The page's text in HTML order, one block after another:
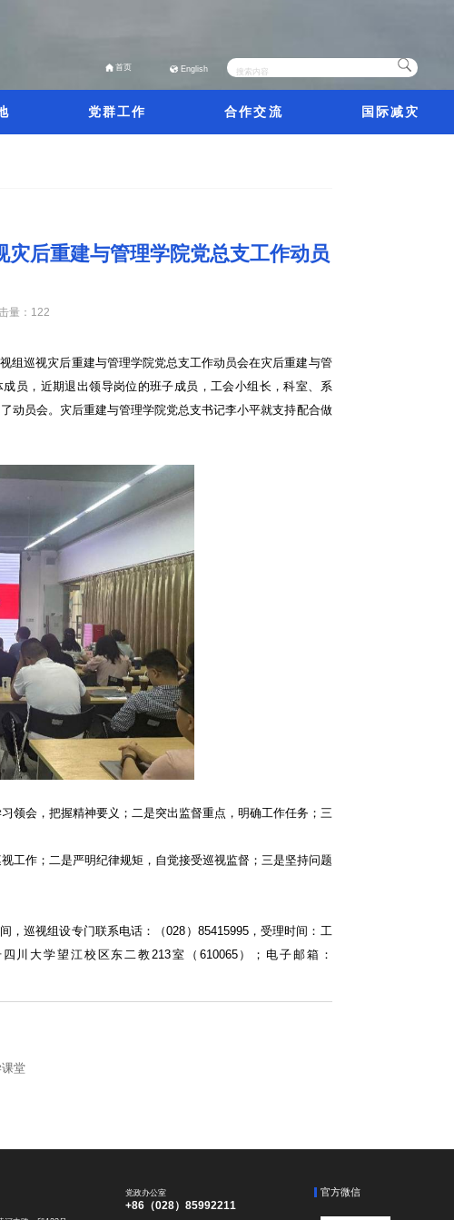
首页 English
党群工作 合作交流 国际减灾
后重建与管理学院党总支工作动员
量： 122
组巡视灾后重建与管理学院党总支工作动员会在灾后重建与管
员，近期退出领导岗位的班子成员，工会小组长，科室、系
动员会。灾后重建与管理学院党总支书记李小平就支持配合做
领会，把握精神要义；⼆是突出监督重点，明确⼯作任务；三
工作；二是严明纪律规矩，自觉接受巡视监督；三是坚持问题
，巡视组设专门联系电话：（028）85415995，受理时间：工
川大学望江校区东二教213室（610065）；电子邮箱：
堂
党政办公室
+86（028）85992211
官方微信